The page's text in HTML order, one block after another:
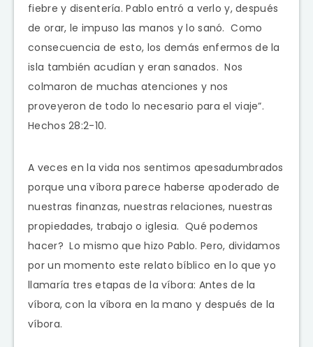
fiebre y disentería. Pablo entró a verlo y, después
de orar, le impuso las manos y lo sanó. Como
consecuencia de esto, los demás enfermos de la
isla también acudían y eran sanados. Nos
colmaron de muchas atenciones y nos
proveyeron de todo lo necesario para el viaje”.
Hechos 28:2-10.
A veces en la vida nos sentimos apesadumbrados
porque una víbora parece haberse apoderado de
nuestras finanzas, nuestras relaciones, nuestras
propiedades, trabajo o iglesia. Qué podemos
hacer? Lo mismo que hizo Pablo. Pero, dividamos
por un momento este relato bíblico en lo que yo
llamaría tres etapas de la víbora: Antes de la
víbora, con la víbora en la mano y después de la
víbora.